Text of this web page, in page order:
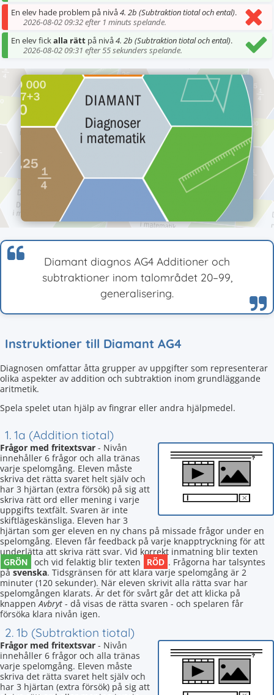
En elev hade problem på nivå4. 2b (Subtraktion tiotal och ental).
2026-08-02 09:32 efter 1 minuts spelande.
En elev fickalla rätt på nivå4. 2b (Subtraktion tiotal och ental).
2026-08-02 09:31 efter 55 sekunders spelande.
Diamant diagnos AG4 Additioner och
subtraktioner inom talområdet 20–99,
generalisering.
Instruktioner till Diamant AG4
Diagnosen omfattar åtta grupper av uppgifter som representerar
olika aspekter av addition och subtraktion inom grundläggande
aritmetik.
Spela spelet utan hjälp av fingrar eller andra hjälpmedel.
1. 1a (Addition tiotal)
Frågor med fritextsvar - Nivån
innehåller 6 frågor och alla tränas
varje spelomgång. Eleven måste
skriva det rätta svaret helt själv och
har 3 hjärtan (extra försök) på sig att
skriva rätt ord eller mening i varje
uppgifts textfält. Svaren är inte
skiftlägeskänsliga. Eleven har 3
hjärtan som ger eleven en ny chans på missade frågor under en
spelomgång. Eleven får feedback på varje knapptryckning för att
underlätta att skriva rätt svar. Vid korrekt inmatning blir texten
GRÖN och vid felaktig blir texten RÖD . Frågorna har talsyntes
påsvenska. Tidsgränsen för att klara varje spelomgång är 2
minuter (120 sekunder). När eleven skrivit alla rätta svar har
spelomgången klarats. Är det för svårt går det att klicka på
knappenAvbryt - då visas de rätta svaren - och spelaren får
försöka klara nivån igen.
2. 1b (Subtraktion tiotal)
Frågor med fritextsvar - Nivån
innehåller 6 frågor och alla tränas
varje spelomgång. Eleven måste
skriva det rätta svaret helt själv och
har 3 hjärtan (extra försök) på sig att